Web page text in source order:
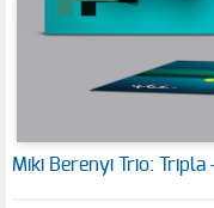
Miki Berenyi Trio: